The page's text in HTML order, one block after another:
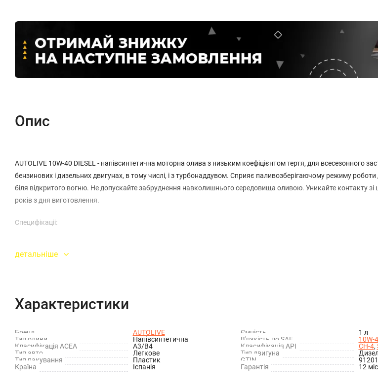
Опис
AUTOLIVE 10W-40 DIESEL - напівсинтетична моторна олива з низьким коефіцієнтом тертя, для всесезонного
бензинових і дизельних двигунах, в тому числі, і з турбонаддувом. Cприяє паливозберігаючому режиму
біля відкритого вогню. Не допускайте забруднення навколишнього середовища оливою. Уникайте контакту зі
років з дня виготовлення.
Специфікаціі:
MB 229.1/3/5; BMW LL-98; WV 502.00/505.00; RENAULT RN 0710/0720; Opel; GM-LL-A/B-025
детальніше
Характеристики
Бренд AUTOLIVE Ємність
1 л
Тип оливи
Напівсинтетична В'язкість по SAE
10W-
Класифікація ACEA
A3/B4 Класифікація API CH-4,
Тип авто
Легкове Тип двигуна
Тип пакування
Пластик GTIN
Країна
Іспанія Гарантія 12 міс